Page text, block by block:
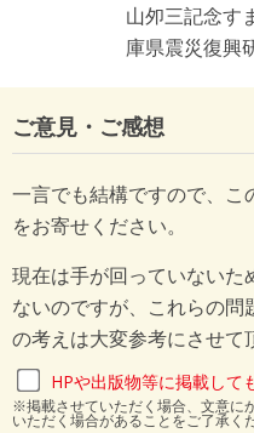
山夘三記念す
庫県震災復興
ご意見・ご感想
一言でも結構ですので、こ
をお寄せください。
現在は手が回っていないた
ないのですが、これらの
の考えは大変参考にさせて
HPや出版物等に掲載して
※掲載させていただく場合、文意に
いただく場合があることをご了承く